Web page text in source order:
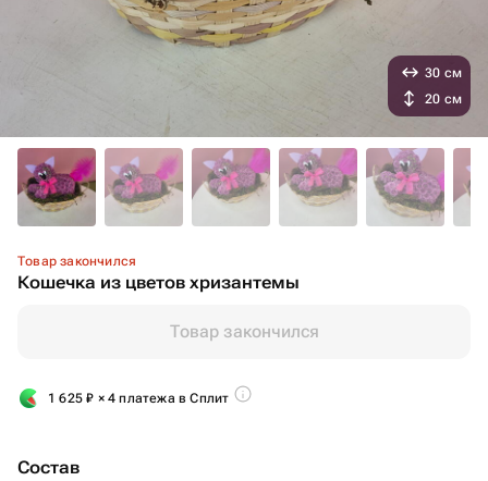
Товар закончился
Кошечка из цветов хризантемы
Товар закончился
1 625₽ × 4 платежа в Сплит
Состав
30 см
20 см